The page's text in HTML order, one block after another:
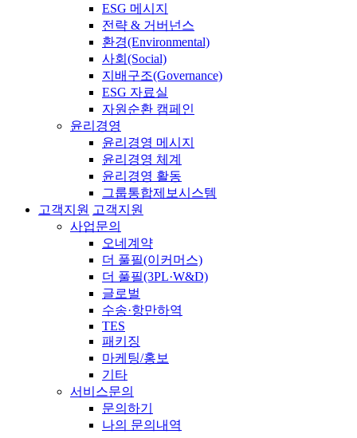
ESG 메시지
전략 & 거버넌스
환경(Environmental)
사회(Social)
지배구조(Governance)
ESG 자료실
자원순환 캠페인
윤리경영
윤리경영 메시지
윤리경영 체계
윤리경영 활동
그룹통합제보시스템
고객지원 고객지원
사업문의
오네계약
더 풀필(이커머스)
더 풀필(3PL·W&D)
글로벌
수송·항만하역
TES
패키징
마케팅/홍보
기타
서비스문의
문의하기
나의 문의내역